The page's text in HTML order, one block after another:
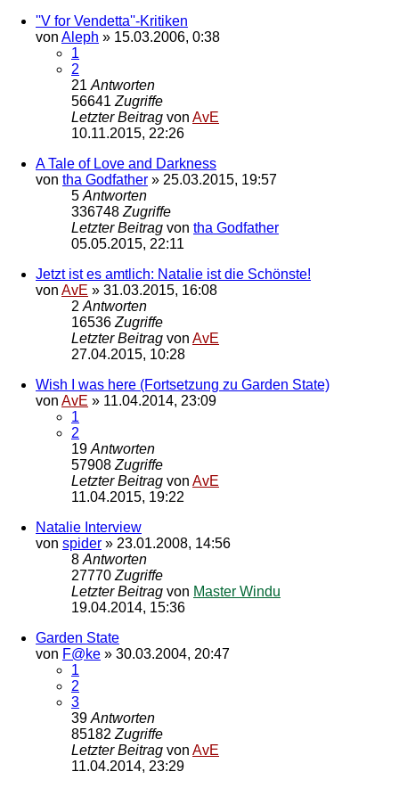
''V for Vendetta''-Kritiken
von Aleph » 15.03.2006, 0:38
1
2
21 Antworten
56641 Zugriffe
Letzter Beitrag von AvE
10.11.2015, 22:26
A Tale of Love and Darkness
von tha Godfather » 25.03.2015, 19:57
5 Antworten
336748 Zugriffe
Letzter Beitrag von tha Godfather
05.05.2015, 22:11
Jetzt ist es amtlich: Natalie ist die Schönste!
von AvE » 31.03.2015, 16:08
2 Antworten
16536 Zugriffe
Letzter Beitrag von AvE
27.04.2015, 10:28
Wish I was here (Fortsetzung zu Garden State)
von AvE » 11.04.2014, 23:09
1
2
19 Antworten
57908 Zugriffe
Letzter Beitrag von AvE
11.04.2015, 19:22
Natalie Interview
von spider » 23.01.2008, 14:56
8 Antworten
27770 Zugriffe
Letzter Beitrag von Master Windu
19.04.2014, 15:36
Garden State
von F@ke » 30.03.2004, 20:47
1
2
3
39 Antworten
85182 Zugriffe
Letzter Beitrag von AvE
11.04.2014, 23:29